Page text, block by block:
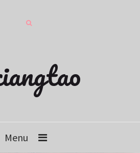
Menu